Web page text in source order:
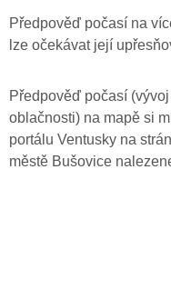
Předpověď počasí na
lze očekávat její
Předpověď počasí
oblačnosti) na mapě si
portálu Ventusky na
městě Bušovice